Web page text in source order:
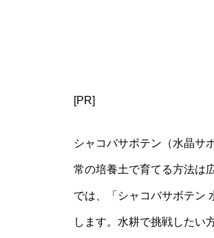
[PR]
シャコバサボテン（水晶サ
常の培養土で育てる方法は
では、「シャコバサボテン
します。水耕で挑戦したい